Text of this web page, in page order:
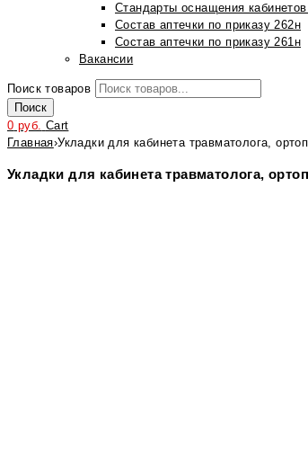
Стандарты оснащения
Состав аптечки по приказу 262н
Состав аптечки по приказу 261н
Вакансии
Поиск товаров
Поиск
0 руб. Cart
Главная›Укладки для кабинета травматолога,
Укладки для кабинета травматолога,